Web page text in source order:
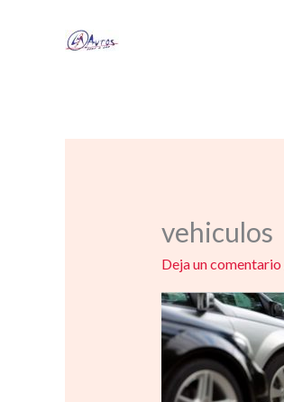
vehiculos
Deja un comentario